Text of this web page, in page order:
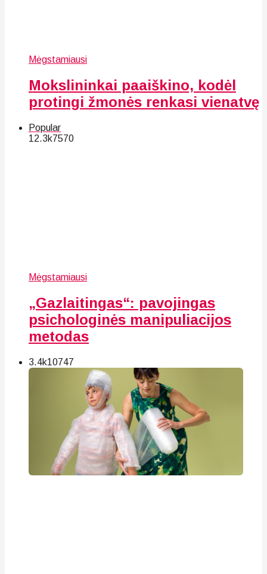
Mėgstamiausi
Mokslininkai paaiškino, kodėl
protingi žmonės renkasi vienatvę
Popular
12.3k7570
Mėgstamiausi
„Gazlaitingas“: pavojingas
psichologinės manipuliacijos
metodas
3.4k10747